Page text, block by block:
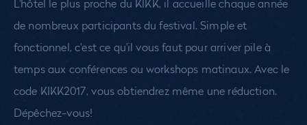
L'hôtel le plus proche du KIKK, il accueille chaque année
de nombreux participants du festival. Simple et
fonctionnel, c'est ce qu'il vous faut pour arriver pile à
temps aux conférences ou workshops matinaux. Avec le
code KIKK2017, vous obtiendrez même une réduction.
Dépêchez-vous!